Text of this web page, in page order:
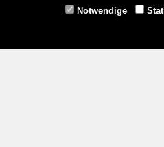
Gmünd -
Notwendige